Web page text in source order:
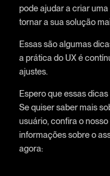
pode ajudar a criar
tornar a sua solução
Essas são algumas
a prática do UX é
ajustes.
Espero que essas
Se quiser saber mais
usuário, confira o
informações sobre o
agora: